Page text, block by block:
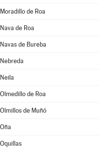
Moradillo de Roa
Nava de Roa
Navas de Bureba
Nebreda
Neila
Olmedillo de Roa
Olmillos de Muñó
Oña
Oquillas